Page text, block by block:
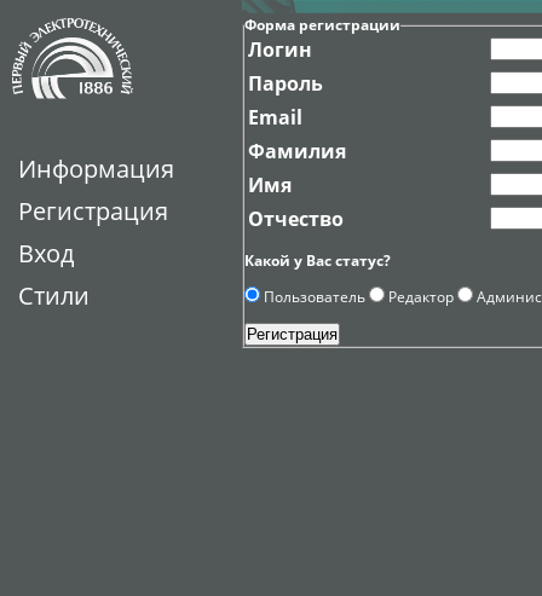
Информация
Регистрация
Вход
Стили
Форма регистрации
Логин
Пароль
Email
Фамилия
Имя
Отчество
Какой у Вас статус?
Пользователь
Редактор